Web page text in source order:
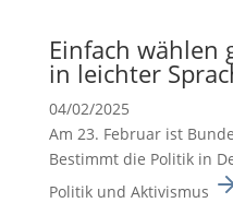
Einfach wählen
in leichter
04/02/2025
Am 23. Februar ist
Bestimmt die Politik in
Politik und Aktivismus